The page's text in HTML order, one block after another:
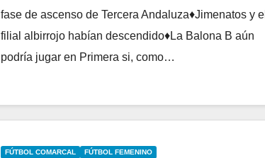
fase de ascenso de Tercera Andaluza♦Jimenatos y el
filial albirrojo habían descendido♦La Balona B aún
podría jugar en Primera si, como…
FÚTBOL COMARCAL FÚTBOL FEMENINO